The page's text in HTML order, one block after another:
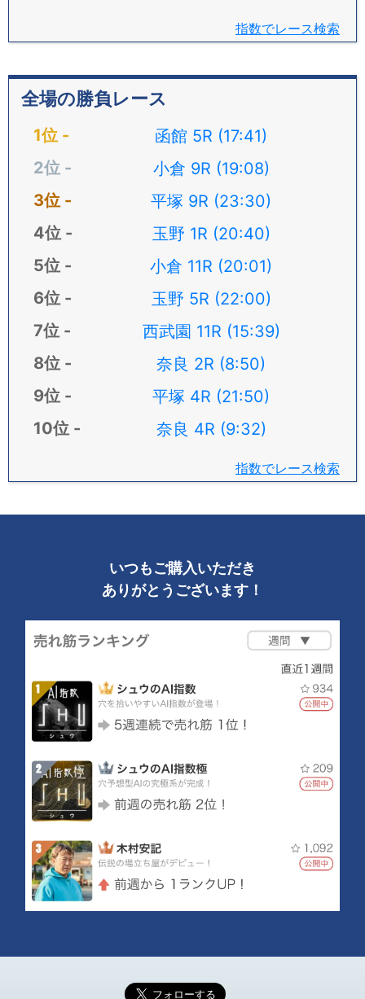
指数でレース検索
全場の勝負レース
函館 5R (17:41)
小倉 9R (19:08)
平塚 9R (23:30)
玉野 1R (20:40)
小倉 11R (20:01)
玉野 5R (22:00)
西武園 11R (15:39)
奈良 2R (8:50)
平塚 4R (21:50)
奈良 4R (9:32)
指数でレース検索
いつもご購入いただき
ありがとうございます！